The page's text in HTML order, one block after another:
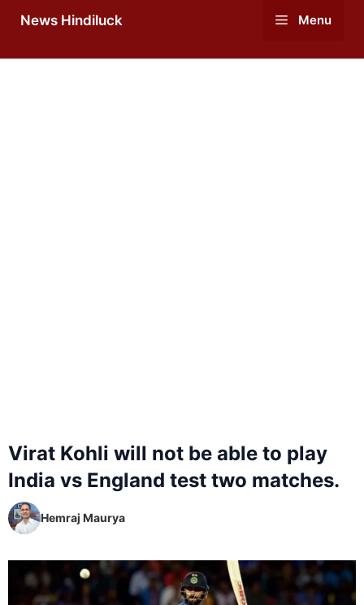
News Hindiluck Menu
Virat Kohli will not be able to play
India vs England test two matches.
Hemraj Maurya